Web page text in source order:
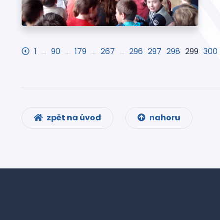
1 … 90 … 179 … 267 … 296 297 298 299 300
zpět na úvod nahoru